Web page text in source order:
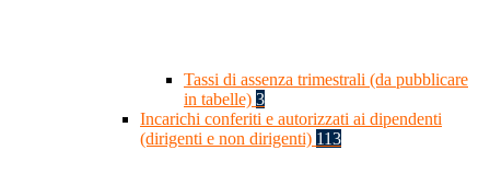
Tassi di assenza trimestrali (da pubblicare
in tabelle) 3
Incarichi conferiti e autorizzati ai dipendenti
(dirigenti e non dirigenti) 113